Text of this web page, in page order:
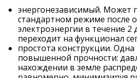
энергонезависимый. Может
стандартном режиме после
электроэнергии в течение 2
переходит на функционал
простота конструкции.
повышенной прочности:
нахождении в земле